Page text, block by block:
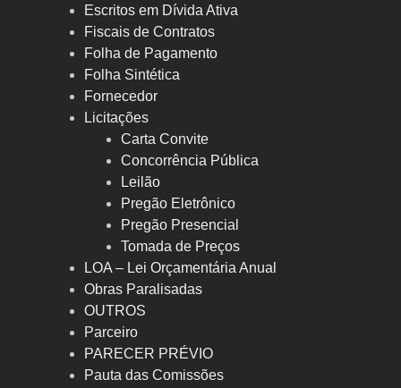
Escritos em Dívida Ativa
Fiscais de Contratos
Folha de Pagamento
Folha Sintética
Fornecedor
Licitações
Carta Convite
Concorrência Pública
Leilão
Pregão Eletrônico
Pregão Presencial
Tomada de Preços
LOA – Lei Orçamentária Anual
Obras Paralisadas
OUTROS
Parceiro
PARECER PRÉVIO
Pauta das Comissões